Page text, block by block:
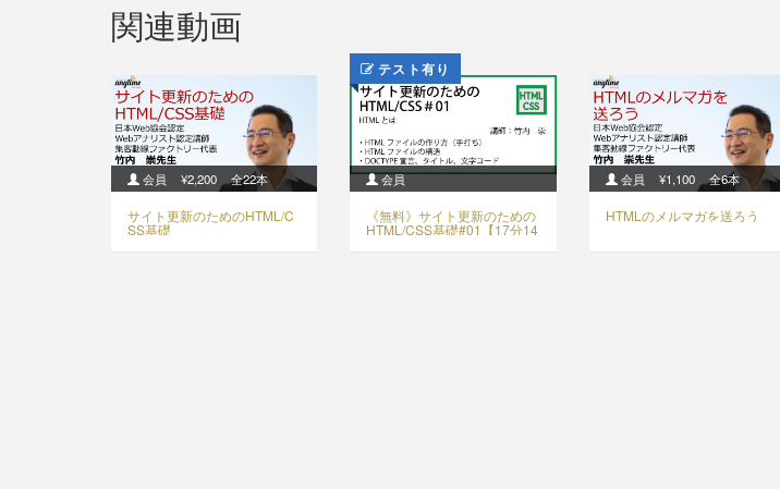
関連動画
会員 ¥2,200 全22本
サイト更新のためのHTML/C
SS基礎
テスト有り
会員
《無料》サイト更新のための
HTML/CSS基礎#01【17分14
会員 ¥1,100 全6本
HTMLのメルマガを送ろう